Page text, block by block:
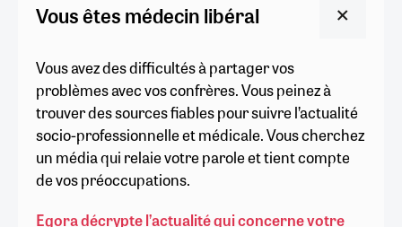
Vous êtes médecin libéral
Vous avez des difficultés à partager vos
problèmes avec vos confrères. Vous peinez à
trouver des sources fiables pour suivre l’actualité
socio-professionnelle et médicale. Vous cherchez
un média qui relaie votre parole et tient compte
de vos préoccupations.
Egora décrypte l’actualité qui concerne votre